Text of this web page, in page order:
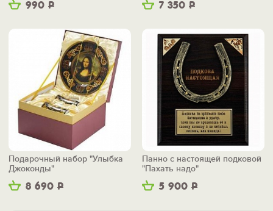
990 Р 7 350 Р
8 690 Р
Подарочный набор "Улыбка
Джоконды"
5 900 Р
Панно с настоящей подковой
"Пахать надо"